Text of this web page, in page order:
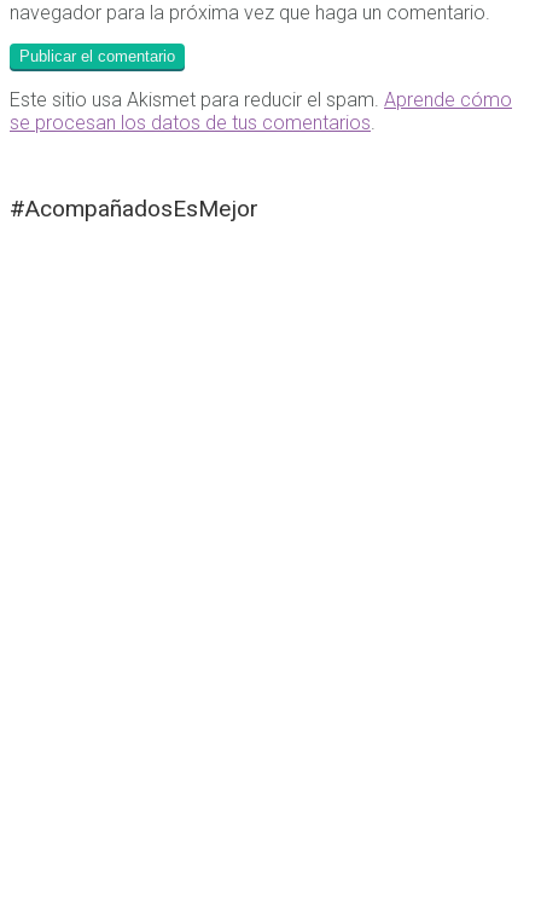
navegador para la próxima vez que haga un comentario.
Este sitio usa Akismet para reducir el spam. Aprende cómo
se procesan los datos de tus comentarios
#AcompañadosEsMejor